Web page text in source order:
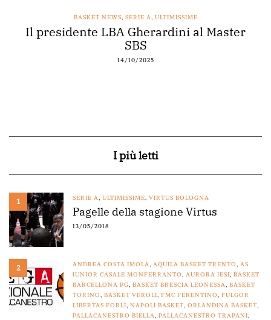
BASKET NEWS, SERIE A, ULTIMISSIME
Il presidente LBA Gherardini al Master
SBS
14/10/2025
I più letti
1 SERIE A, ULTIMISSIME, VIRTUS BOLOGNA
Pagelle della stagione Virtus
13/05/2018
2 ANDREA COSTA IMOLA, AQUILA BASKET TRENTO, AS
JUNIOR CASALE MONFERRANTO, AURORA JESI, BASKET
BARCELLONA PG, BASKET BRESCIA LEONESSA, BASKET
TORINO, BASKET VEROLI, FMC FERENTINO, FULGOR
LIBERTAS FORLÌ, NAPOLI BASKET, ORLANDINA BASKET,
PALLACANESTRO BIELLA, PALLACANESTRO TRAPANI,